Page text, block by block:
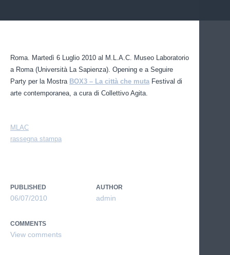
Roma. Martedì 6 Luglio 2010 al M.L.A.C. Museo Laboratorio
a Roma (Università La Sapienza). Opening e a Seguire
Party per la Mostra BOX3 – La città che muta Festival di
arte contemporanea, a cura di Collettivo Agita.
MLAC
rassegna stampa
PUBLISHED
06/07/2010
AUTHOR
admin
COMMENTS